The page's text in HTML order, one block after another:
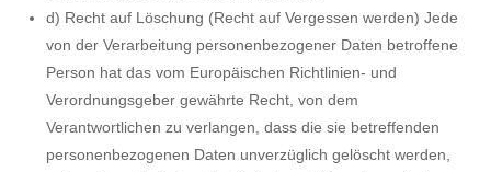
d) Recht auf Löschung (Recht auf Vergessen werden) Jede
von der Verarbeitung personenbezogener Daten betroffene
Person hat das vom Europäischen Richtlinien- und
Verordnungsgeber gewährte Recht, von dem
Verantwortlichen zu verlangen, dass die sie betreffenden
personenbezogenen Daten unverzüglich gelöscht werden,